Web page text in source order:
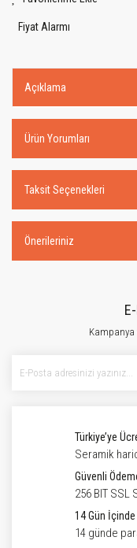
Fiyat Alarmı
Açıklama
Ürün Yorumları
Taksit Seçenekleri
Önerileriniz
Kampanya
Türkiye’ye
Seramik
Güvenli
256 BIT SSL
14 Gün
14 günde